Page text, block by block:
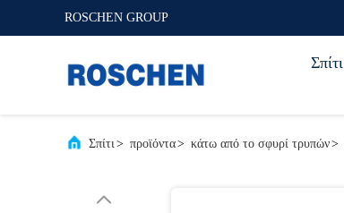
ROSCHEN GROUP
Σπίτι
Σπίτι> προϊόντα> κάτω από το σφυρί τρυπών>